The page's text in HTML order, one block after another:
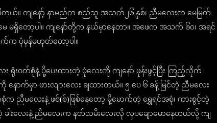
မိတယ်။ ကျနော့် နာမည်က စည်သူ အသက်၂၆ နှစ်၊ ညီမလေးက မေမြတ်
မေ မရှိတော့ပါ။ ကျနော်တို့က နယ်မှာနေတာ။ အဖေက အသက် ၆၀၊ အရင်
က ပုံမှန်မဟုတ်တော့ပါ။
ဝတ်စုံနဲ့ ပို့ပေးထားတဲ့ ပုံလေးကို ကျနော် ဖုန်းဖွင့်ပြီး ကြည့်လိုက်
နောက်မှာ ဖားလျားလေး ချထားတယ်။ ၅ ပေ ၆ ခန့် မြင်တဲ့ ညီမလေး
က ညီမလေးနဲ့ ဖစ်(စ်)ဖြစ်နေတော့ မို့မောက်တဲ့ ရွှေရင်အစုံ၊ ကားစွင့်တဲ့
ါးလေးနဲ့ ညီမလေးက နတ်သမီးလေးလို လှပချောမောနေတယ်လို့ ကျ